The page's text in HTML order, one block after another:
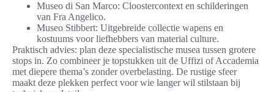
Museo di San Marco: Cloostercontext en schilderingen
van Fra Angelico.
Museo Stibbert: Uitgebreide collectie wapens en
kostuums voor liefhebbers van material culture.
Praktisch advies: plan deze specialistische musea tussen grotere
stops in. Zo combineer je topstukken uit de Uffizi of Accademia
met diepere thema’s zonder overbelasting. De rustige sfeer
maakt deze plekken perfect voor wie langer wil stilstaan bij